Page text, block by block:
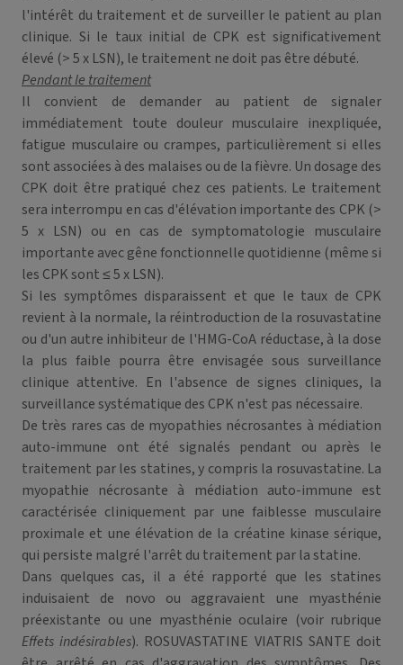
l'intérêt du traitement et de surveiller le patient au plan
clinique. Si le taux initial de CPK est significativement
élevé (> 5 x LSN), le traitement ne doit pas être débuté.
Pendant le traitement
Il convient de demander au patient de signaler
immédiatement toute douleur musculaire inexpliquée,
fatigue musculaire ou crampes, particulièrement si elles
sont associées à des malaises ou de la fièvre. Un dosage des
CPK doit être pratiqué chez ces patients. Le traitement
sera interrompu en cas d'élévation importante des CPK (>
5 x LSN) ou en cas de symptomatologie musculaire
importante avec gêne fonctionnelle quotidienne (même si
les CPK sont ≤ 5 x LSN).
Si les symptômes disparaissent et que le taux de CPK
revient à la normale, la réintroduction de la rosuvastatine
ou d'un autre inhibiteur de l'HMG-CoA réductase, à la dose
la plus faible pourra être envisagée sous surveillance
clinique attentive. En l'absence de signes cliniques, la
surveillance systématique des CPK n'est pas nécessaire.
De très rares cas de myopathies nécrosantes à médiation
auto-immune ont été signalés pendant ou après le
traitement par les statines, y compris la rosuvastatine. La
myopathie nécrosante à médiation auto-immune est
caractérisée cliniquement par une faiblesse musculaire
proximale et une élévation de la créatine kinase sérique,
qui persiste malgré l'arrêt du traitement par la statine.
Dans quelques cas, il a été rapporté que les statines
induisaient de novo ou aggravaient une myasthénie
préexistante ou une myasthénie oculaire (voir rubrique
Effets indésirables). ROSUVASTATINE VIATRIS SANTE doit